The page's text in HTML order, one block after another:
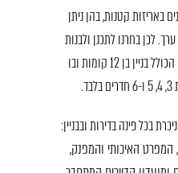
באריזות קטנות, בהן ניתן
לכן בחרנו לתכנן ולבנות
עבורכם פרויקט אקסקלוסיבי הכולל בניין בן 12 קומות ובו
בכל פינה בדירות ובבניין:
המפרט האיכותי והמפנק,